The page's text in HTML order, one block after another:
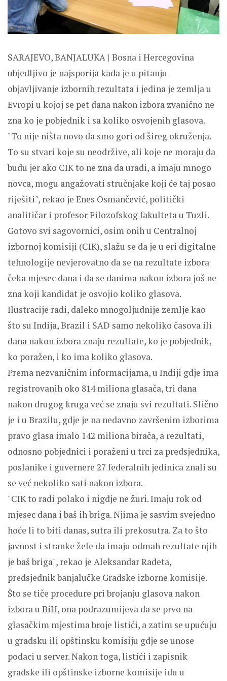
SARAJEVO, BANJALUKA | Bosna i Hercegovina
ubjedljivo je najsporija kada je u pitanju
objavljivanje izbornih rezultata i jedina je zemlja u
Evropi u kojoj se pet dana nakon izbora zvanično ne
zna ko je pobjednik i sa koliko osvojenih glasova.
"To nije ništa novo da smo gori od šireg okruženja.
To su stvari koje su neodržive, ali koje ne moraju da
budu jer ako CIK to ne zna da uradi, a imaju mnogo
novca, mogu angažovati stručnjake koji će taj posao
riješiti", rekao je Enes Osmančević, politički
analitičar i profesor Filozofskog fakulteta u Tuzli.
Gotovo svi sagovornici, osim onih u Centralnoj
izbornoj komisiji (CIK), slažu se da je u eri digitalne
tehnologije nevjerovatno da se na rezultate izbora
čeka mjesec dana i da se danima nakon izbora još ne
zna koji kandidat je osvojio koliko glasova.
Ilustracije radi, daleko mnogoljudnije zemlje kao
što su Indija, Brazil i SAD samo nekoliko časova ili
dana nakon izbora znaju rezultate, ko je pobjednik,
ko poražen, i ko ima koliko glasova.
Prema nezvaničnim informacijama, u Indiji gdje ima
registrovanih oko 814 miliona glasača, tri dana
nakon drugog kruga već se znaju svi rezultati. Slično
je i u Brazilu, gdje je na nedavno završenim izborima
pravo glasa imalo 142 miliona birača, a rezultati,
odnosno pobjednici i poraženi u trci za predsjednika,
poslanike i guvernere 27 federalnih jedinica znali su
se već nekoliko sati nakon izbora.
"CIK to radi polako i nigdje ne žuri. Imaju rok od
mjesec dana i baš ih briga. Njima je sasvim svejedno
hoće li to biti danas, sutra ili prekosutra. Za to što
javnost i stranke žele da imaju odmah rezultate njih
je baš briga", rekao je Aleksandar Radeta,
predsjednik banjalučke Gradske izborne komisije.
Što se tiče procedure pri brojanju glasova nakon
izbora u BiH, ona podrazumijeva da se prvo na
glasačkim mjestima broje listići, a zatim se upućuju
u gradsku ili opštinsku komisiju gdje se unose
podaci u server. Nakon toga, listići i zapisnik
gradske ili opštinske izborne komisije idu u